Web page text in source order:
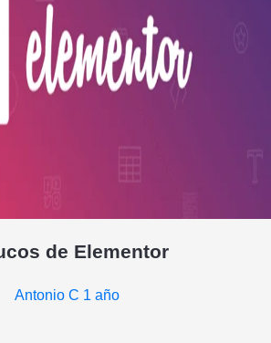
de Elementor
Antonio C 1 año